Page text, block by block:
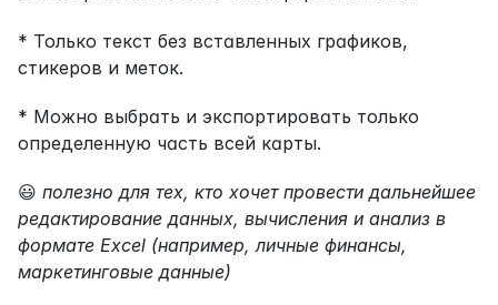
* Только текст без вставленных графиков,
стикеров и меток.
* Можно выбрать и экспортировать только
определенную часть всей карты.
😃 полезно для тех, кто хочет провести дальнейшее
редактирование данных, вычисления и анализ в
формате Excel (например, личные финансы,
маркетинговые данные)